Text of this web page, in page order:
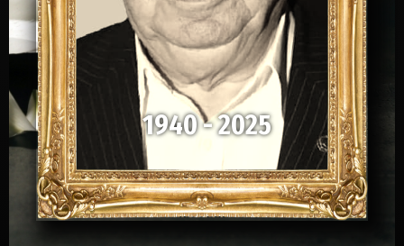
1940 - 2025